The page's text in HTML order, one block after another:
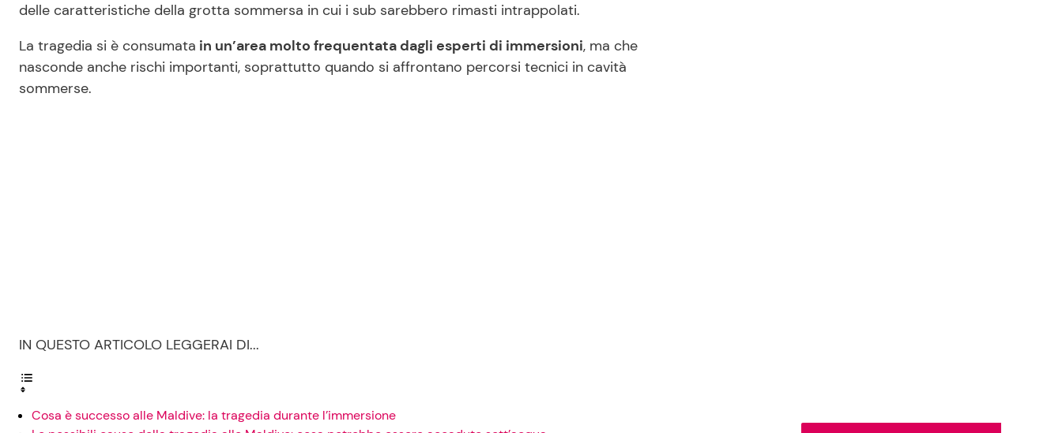
delle caratteristiche della grotta sommersa in cui i sub sarebbero rimasti intrappolati.
La tragedia si è consumata in un’area molto frequentata dagli esperti di immersioni, ma che
nasconde anche rischi importanti, soprattutto quando si affrontano percorsi tecnici in cavità
sommerse.
IN QUESTO ARTICOLO LEGGERAI DI...
Cosa è successo alle Maldive: la tragedia durante l’immersione